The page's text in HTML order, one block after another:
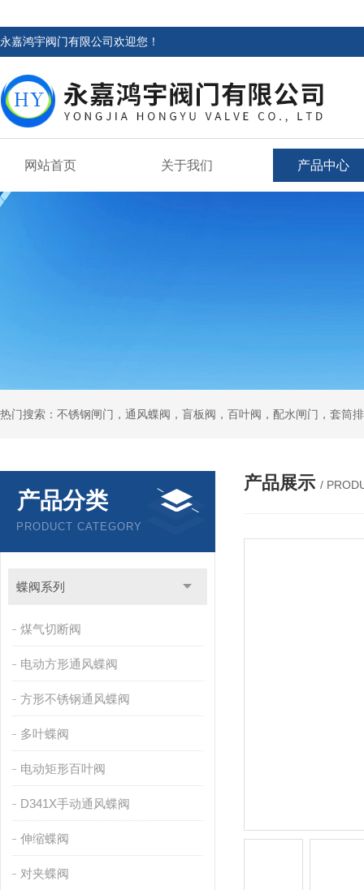
永嘉鸿宇阀门有限公司欢迎您！
网站首页 关于我们 产品中心
热门搜索：不锈钢闸门，通风蝶阀，盲板阀，百叶阀，配水闸门，套筒
产品分类
PRODUCT CATEGORY
蝶阀系列
煤气切断阀
电动方形通风蝶阀
方形不锈钢通风蝶阀
多叶蝶阀
电动矩形百叶阀
D341X手动通风蝶阀
伸缩蝶阀
对夹蝶阀
产品展示 /